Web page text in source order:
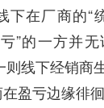
下在厂商的“
”的一方并
则线下经销商
盈亏边缘徘徊